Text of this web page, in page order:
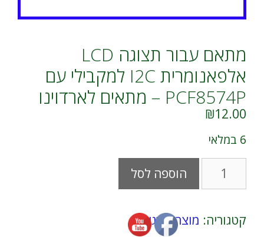
מתאם עבור תצוגה LCD
אלפאנומרית I2C למקבילי עם
PCF8574P – מתאים לארדוינו
₪12.00
6 במלאי
כמות
מתאם
LCD
הוספה לסל
קטגוריה: מוצרים רגילים